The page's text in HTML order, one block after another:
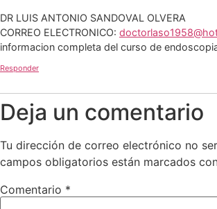
DR LUIS ANTONIO SANDOVAL OLVERA
CORREO ELECTRONICO:
informacion completa del curso de
Responder
Deja un comentario
Tu dirección de correo electrónico no
campos obligatorios están marcados
Comentario *